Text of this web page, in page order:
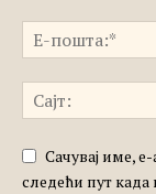
Сачувај име,
следећи пут